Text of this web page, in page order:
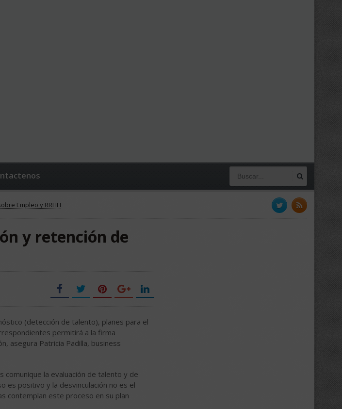
Empleo y RRHH
y retención de
(detección de talento), planes para el
permitirá a la firma
asegura Patricia Padilla, business
comunique la evaluación de talento y de
es positivo y la desvinculación no es el
contemplan este proceso en su plan